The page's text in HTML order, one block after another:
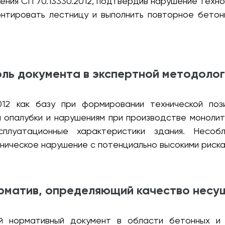
лестницу и выполнить повторное
документа в экспертной
как базу при формировании технической
и нарушениям при производстве
характеристики здания.
нарушение с потенциально высокими
определяющий качество
нормативный документ в области бетонных